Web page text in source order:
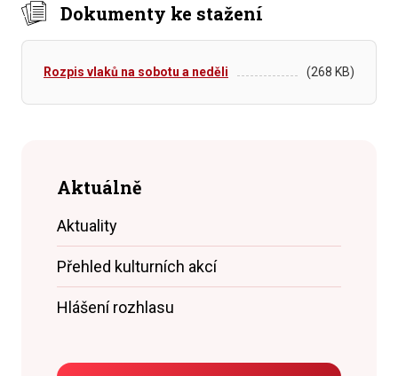
Dokumenty ke stažení
Rozpis vlaků na sobotu a neděli (268 KB)
Aktuálně
Aktuality
Přehled kulturních akcí
Hlášení rozhlasu